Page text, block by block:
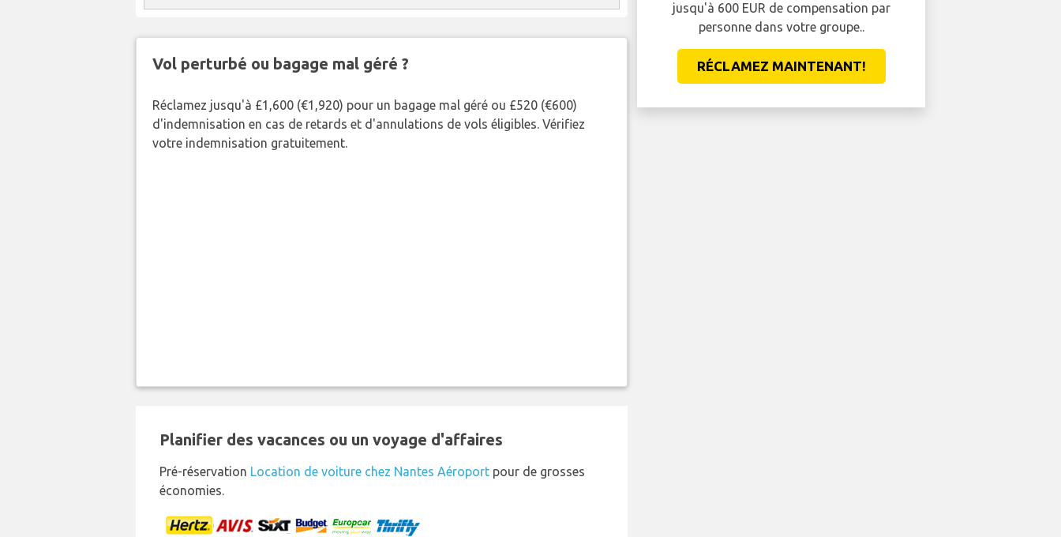
Vol perturbé ou bagage mal géré ?
Réclamez jusqu'à £1,600 (€1,920) pour un bagage mal géré ou £520 (€600)
d'indemnisation en cas de retards et d'annulations de vols éligibles. Vérifiez
votre indemnisation gratuitement.
Planifier des vacances ou un voyage d'affaires
Pré-réservation Location de voiture chez Nantes Aéroport pour de grosses
économies.
jusqu'à 600 EUR de compensation par
personne dans votre groupe..
RÉCLAMEZ MAINTENANT!